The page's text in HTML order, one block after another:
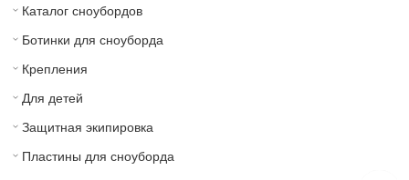
Каталог сноубордов
Ботинки для сноуборда
Крепления
Для детей
Защитная экипировка
Пластины для сноуборда